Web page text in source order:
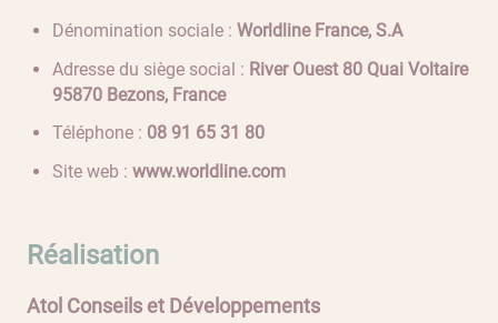
Dénomination sociale :Worldline France, S.A
Adresse du siège social : River Ouest 80 Quai Voltaire
95870 Bezons, France
Téléphone : 08 13 56 19 80
Site web : www.worldline.com
Réalisation
Atol Conseils et Développements